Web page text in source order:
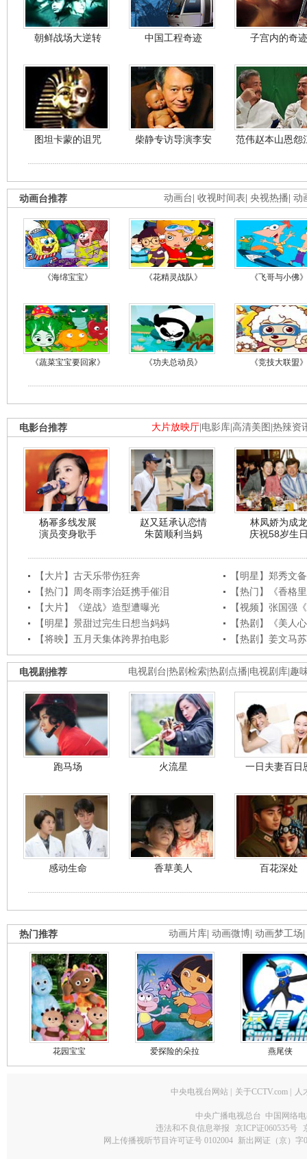
朝鲜战场大逆转 中国工程奇迹 子宫内的奇迹
图坦卡蒙的诅咒 柴静专访导演李安 范伟赵本山恩怨
动画台 收视时间表 央视热播 动
动画台推荐
《海绵宝宝》 《花精灵战队》 《飞哥与小佛》
《蔬菜宝宝要回家》 《功夫总动员》 《竞技大联盟》
大片放映厅 电影库 高清美图 热辣资
电影台推荐
杨幂多线发展
演员变身歌手
赵又廷承认恋情
朱茵顺利当妈
林凤娇为成龙
庆祝58岁生
【大片】古天乐带伤狂奔
【明星】郑秀文
【热门】周冬雨李治廷携手催泪
【热门】《香格
【大片】《逆战》造型遭曝光
【视频】张国强
【明星】景甜过完生日想当妈妈
【热剧】《美人
【将映】五月天集体跨界拍电影
【热剧】姜文马
电视剧台 热剧检索 热剧点播 电视剧库 趣
电视剧推荐
跑马场 火流星 一日夫妻百日
感动生命 香草美人 百花深处
动画片库 动画微博 动画梦工场
热门推荐
花园宝宝 爱探险的朵拉 燕尾侠
中央电视台网站 关于CCTV.com 人
中央广播电视总台 中国网络
违法和不良信息举报
京ICP证060535号
网上传播视听节目许可证号 0102004 新出网证（京）